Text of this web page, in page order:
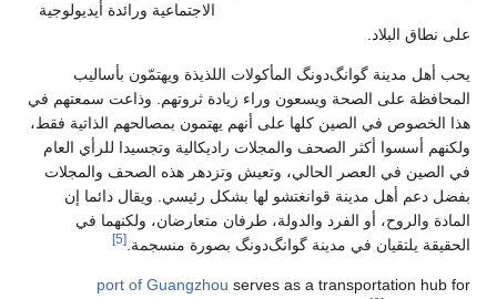
الاجتماعية ورائدة أيديولوجية
البلاد.
مدينة گوانگ‌دونگ المأكولات اللذيذة ويهتمّون بأساليب
على الصحة ويسعون وراء زيادة ثروتهم. وذاعت سمعتهم في
في الصين كلها على أنهم يهتمون بمصالحهم الذاتية فقط،
أسسوا أكثر الصحف والمجلات راديكالية وتجسيدا للرأي العام
في العصر الحالي، وتعيش وتزدهر هذه الصحف والمجلات
دعم أهل مدينة قوانغتشو لها بشكل رئيسي. ويقال دائما إن
والروح، أو الفرد والدولة، طرفان متعارضان، ولكنهما في
يلتقيان في مدينة گوانگ‌دونگ بصورة منسجمة.
port of Guangzhouserves as a transportation